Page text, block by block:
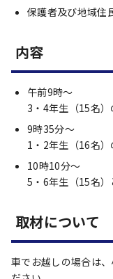
保護者及び地域
内容
午前9時～
3・4年生（15名
9時35分～
1・2年生（16名
10時10分～
5・6年生（15名
取材について
車でお越しの場合は